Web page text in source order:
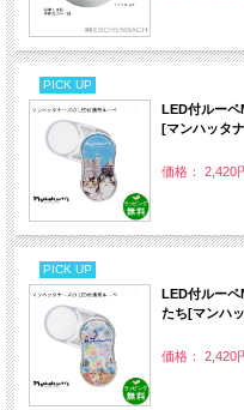
PICK UP
LED付ルーペ
[マンハッタ
価格： 2,420
PICK UP
LED付ルー
たち[マンハ
価格： 2,420